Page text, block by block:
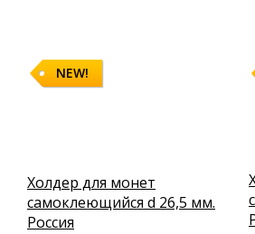
NEW!
Холдер для монет
самоклеющийся d 26,5 мм.
Россия